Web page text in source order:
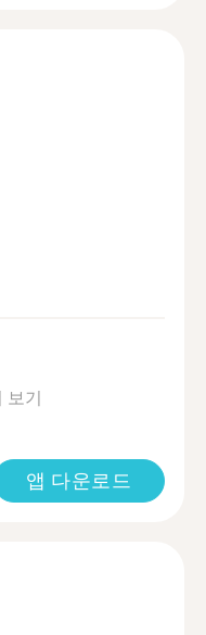
보기
앱 다운로드